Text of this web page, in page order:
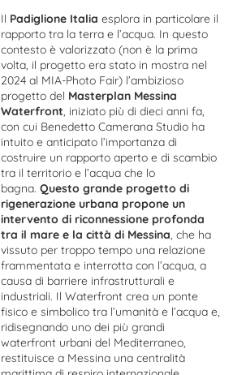
Il Padiglione Italia esplora in particolare il
rapporto tra la terra e l’acqua. In questo
contesto è valorizzato (non è la prima
volta, il progetto era stato in mostra nel
2024 al MIA-Photo Fair) l’ambizioso
progetto del Masterplan Messina
Waterfront, iniziato più di dieci anni fa,
con cui Benedetto Camerana Studio ha
intuito e anticipato l’importanza di
costruire un rapporto aperto e di scambio
tra il territorio e l’acqua che lo
bagna.Questo grande progetto di
rigenerazione urbana propone un
intervento di riconnessione profonda
tra il mare e la città di Messina, che ha
vissuto per troppo tempo una relazione
frammentata e interrotta con l’acqua, a
causa di barriere infrastrutturali e
industriali. Il Waterfront crea un ponte
fisico e simbolico tra l’umanità e l’acqua e,
ridisegnando uno dei più grandi
waterfront urbani del Mediterraneo,
restituisce a Messina una centralità